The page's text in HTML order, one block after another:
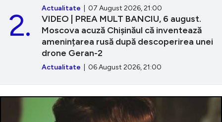
Actualitate | 07 August 2026, 21:00
VIDEO | PREA MULT BANCIU, 6 august.
Moscova acuză Chișinăul că inventează
amenințarea rusă după descoperirea unei
drone Geran-2
Actualitate | 06 August 2026, 21:00
2.